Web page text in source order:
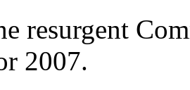
resurgent
2007.